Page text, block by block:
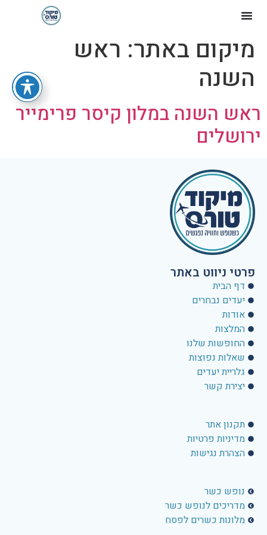
מיקום באתר: ראש
השנה
ראש השנה במלון קיסר פרימייר
ירושלים
פרטי ניווט באתר
דף הבית
יעדים נבחרים
אודות
המלצות
החופשות שלנו
שאלות נפוצות
גלריית יעדים
יצירת קשר
תקנון אתר
מדיניות פרטיות
הצהרת נגישות
נופש כשר
מדריכים לנופש כשר
מלונות כשרים לפסח